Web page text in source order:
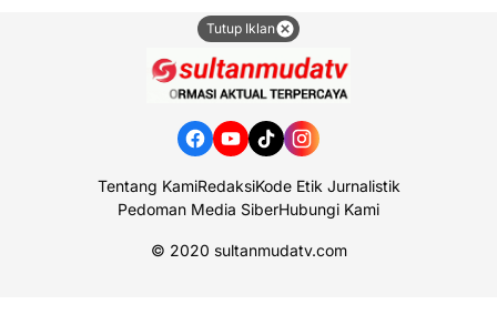
Tutup Iklan
Tentang KamiRedaksiKode Etik Jurnalistik
Pedoman Media SiberHubungi Kami
© 2020 sultanmudatv.com